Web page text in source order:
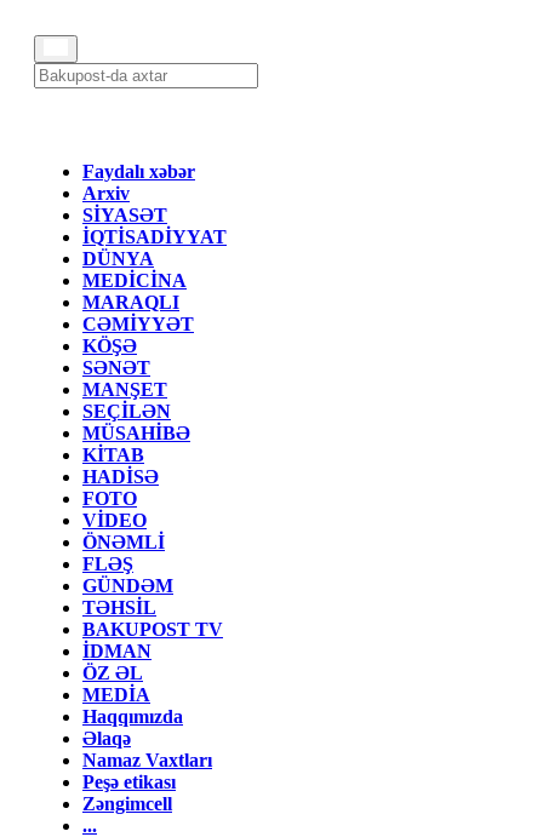
Faydalı xəbər
Arxiv
SİYASƏT
İQTİSADİYYAT
DÜNYA
MEDİCİNA
MARAQLI
CƏMİYYƏT
KÖŞƏ
SƏNƏT
MANŞET
SEÇİLƏN
MÜSAHİBƏ
KİTAB
HADİSƏ
FOTO
VİDEO
ÖNƏMLİ
FLƏŞ
GÜNDƏM
TƏHSİL
BAKUPOST TV
İDMAN
ÖZ ƏL
MEDİA
Haqqımızda
Əlaqə
Namaz Vaxtları
Peşə etikası
Zəngimcell
...